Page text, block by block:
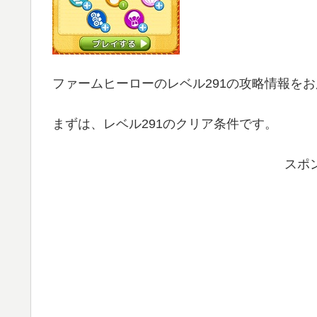
ファームヒーローのレベル291の攻略情報をお
まずは、レベル291のクリア条件です。
スポ